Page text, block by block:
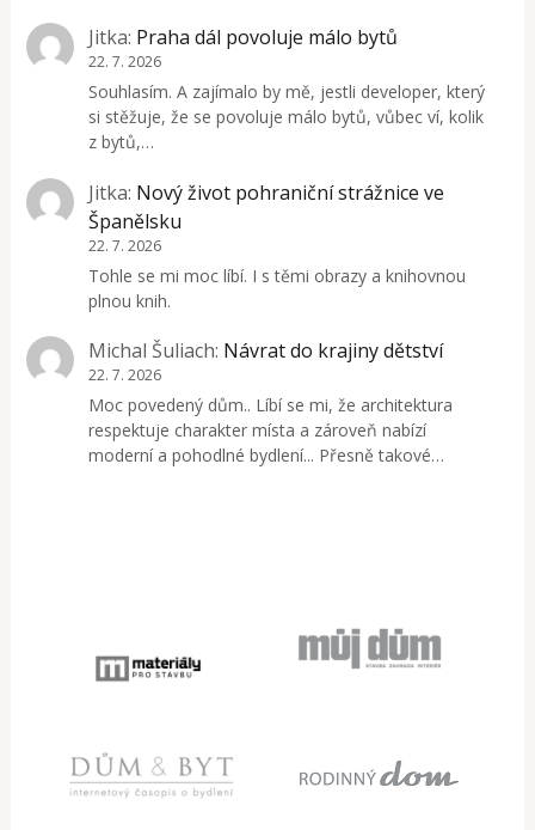
Jitka: Praha dál povoluje málo bytů
22. 7. 2026
Souhlasím. A zajímalo by mě, jestli developer, který
si stěžuje, že se povoluje málo bytů, vůbec ví, kolik
z bytů,…
Jitka: Nový život pohraniční strážnice ve
Španělsku
22. 7. 2026
Tohle se mi moc líbí. I s těmi obrazy a knihovnou
plnou knih.
Michal Šuliach: Návrat do krajiny dětství
22. 7. 2026
Moc povedený dům.. Líbí se mi, že architektura
respektuje charakter místa a zároveň nabízí
moderní a pohodlné bydlení... Přesně takové…